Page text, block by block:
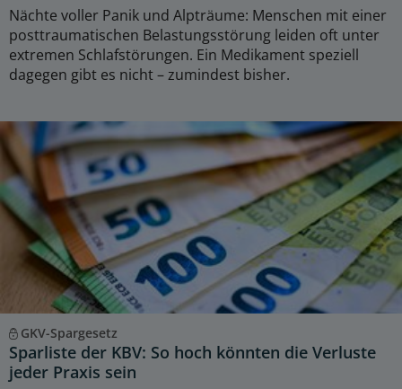
Nächte voller Panik und Alpträume: Menschen mit einer
posttraumatischen Belastungsstörung leiden oft unter
extremen Schlafstörungen. Ein Medikament speziell
dagegen gibt es nicht – zumindest bisher.
GKV-Spargesetz
Sparliste der KBV: So hoch könnten die Verluste
jeder Praxis sein